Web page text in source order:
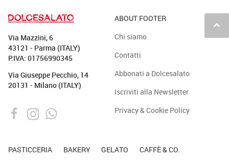
keyboard_arrow_up
Via Mazzini, 6
43121 - Parma (ITALY)
P.IVA: 01756990345
Via Giuseppe Pecchio, 14
20131 - Milano (ITALY)
ABOUT FOOTER
Chi siamo
Contatti
Abbonati a Dolcesalato
Iscriviti alla Newsletter
Privacy & Cookie Policy
PASTICCERIA BAKERY GELATO CAFFÈ & CO.